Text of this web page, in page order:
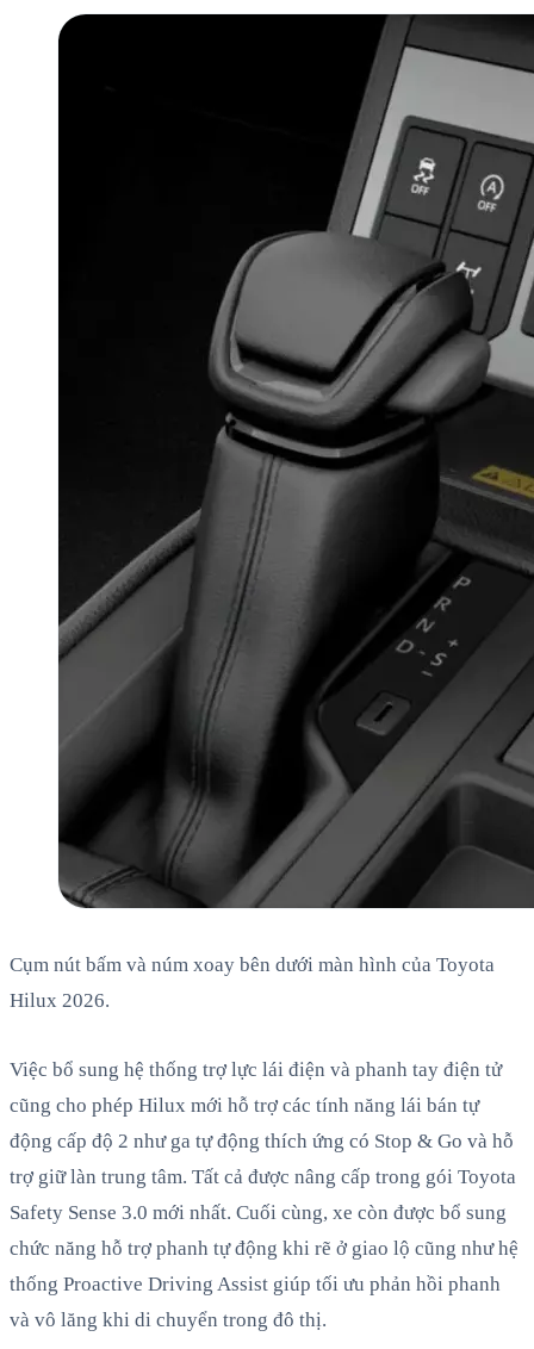
Cụm nút bấm và núm xoay bên dưới màn hình của Toyota
Hilux 2026.
Việc bổ sung hệ thống trợ lực lái điện và phanh tay điện tử
cũng cho phép Hilux mới hỗ trợ các tính năng lái bán tự
động cấp độ 2 như ga tự động thích ứng có Stop & Go và hỗ
trợ giữ làn trung tâm. Tất cả được nâng cấp trong gói Toyota
Safety Sense 3.0 mới nhất. Cuối cùng, xe còn được bổ sung
chức năng hỗ trợ phanh tự động khi rẽ ở giao lộ cũng như hệ
thống Proactive Driving Assist giúp tối ưu phản hồi phanh
và vô lăng khi di chuyển trong đô thị.